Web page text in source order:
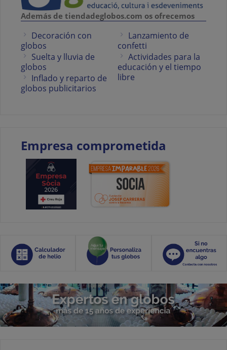
Además de tiendadeglobos.com os ofrecemos
Decoración con
globos
Suelta y lluvia de
globos
Inflado y reparto de
globos publicitarios
Lanzamiento de
confetti
Actividades para la
educación y el tiempo
libre
Empresa comprometida